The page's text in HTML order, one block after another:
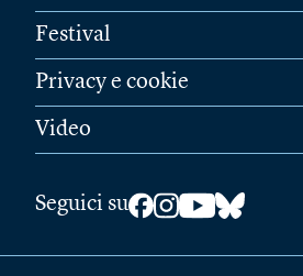
Festival
Privacy e cookie
Video
Seguici su